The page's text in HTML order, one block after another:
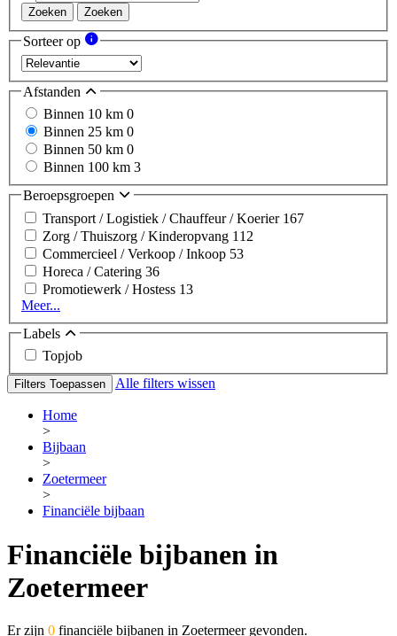
Zoeken Zoeken
Sorteer op
Afstanden
Binnen 10 km 0
Binnen 25 km 0
Binnen 50 km 0
Binnen 100 km 3
Beroepsgroepen
Transport / Logistiek / Chauffeur / Koerier 167
Zorg / Thuiszorg / Kinderopvang 112
Commercieel / Verkoop / Inkoop 53
Horeca / Catering 36
Promotiewerk / Hostess 13
Meer...
Labels
Topjob
Filters Toepassen Alle filters wissen
Home
>
Bijbaan
>
Zoetermeer
>
Financiële bijbaan
Financiële bijbanen in
Zoetermeer
Er zijn 0 financiële bijbanen in Zoetermeer gevonden.